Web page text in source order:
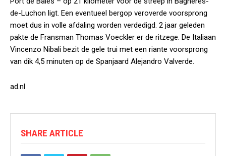
de-Luchon ligt. Een eventueel bergop veroverde voorsprong
moet dus in volle afdaling worden verdedigd. 2 jaar geleden
pakte de Fransman Thomas Voeckler er de ritzege. De Italiaan
Vincenzo Nibali bezit de gele trui met een riante voorsprong
van dik 4,5 minuten op de Spanjaard Alejandro Valverde.
ad.nl
SHARE ARTICLE